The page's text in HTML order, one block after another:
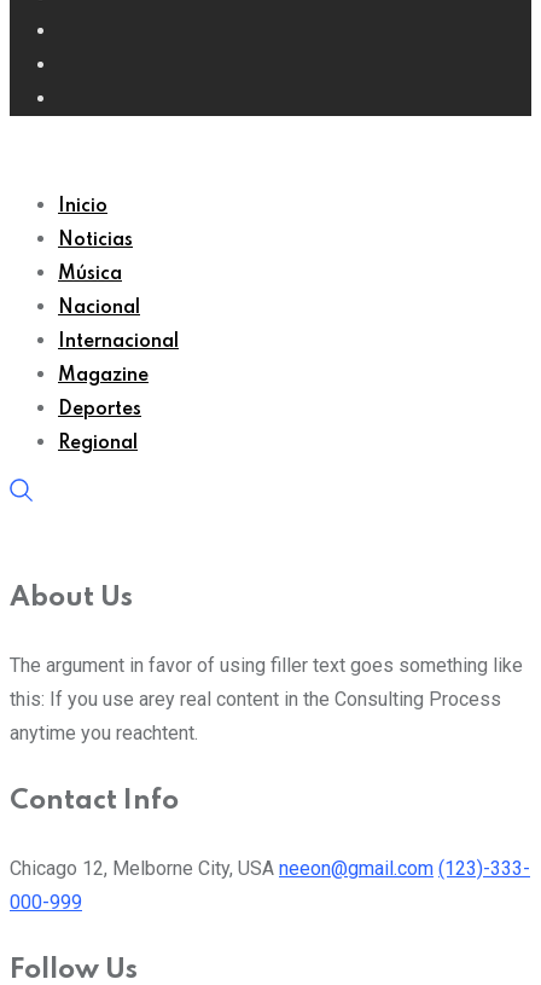
Inicio
Noticias
Música
Nacional
Internacional
Magazine
Deportes
Regional
About Us
The argument in favor of using filler text goes something like
this: If you use arey real content in the Consulting Process
anytime you reachtent.
Contact Info
Chicago 12, Melborne City, USA neeon@gmail.com (123)-333-
000-999
Follow Us